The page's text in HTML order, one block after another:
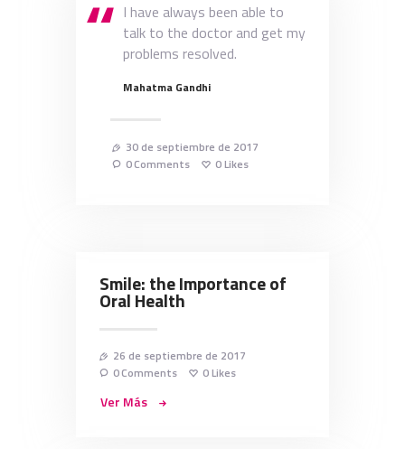
I have always been able to
talk to the doctor and get my
problems resolved.
Mahatma Gandhi
30 de septiembre de 2017
0Comments 0Likes
Smile: the Importance of
Oral Health
26 de septiembre de 2017
0Comments 0Likes
Ver Más